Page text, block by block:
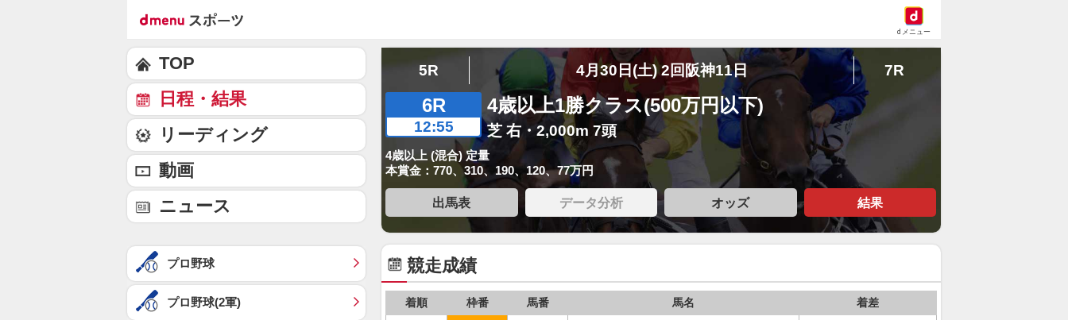
dメニュー
5R 4月30日(土) 2回阪神11日 7R
6R
12:55
4歳以上1勝クラス(500万円以下)
芝 右・2,000m 7頭
4歳以上 (混合) 定量
本賞金：770、310、190、120、77万円
出馬表 データ分析 オッズ 結果
競走成績
着順 枠番 馬番 馬名 着差
TOP
日程・結果
リーディング
動画
ニュース
プロ野球
プロ野球(2軍)